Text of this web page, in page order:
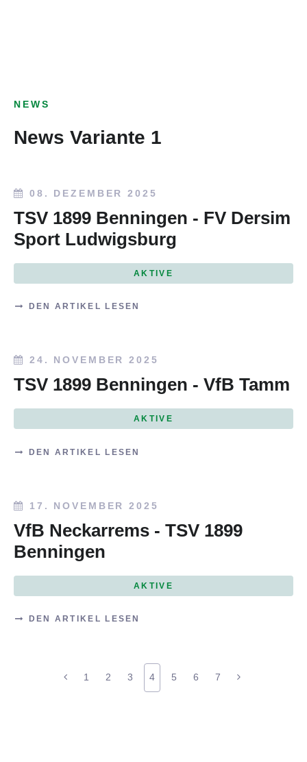
NEWS
News Variante 1
08. DEZEMBER 2025
TSV 1899 Benningen - FV Dersim
Sport Ludwigsburg
AKTIVE
DEN ARTIKEL LESEN
24. NOVEMBER 2025
TSV 1899 Benningen - VfB Tamm
AKTIVE
DEN ARTIKEL LESEN
17. NOVEMBER 2025
VfB Neckarrems - TSV 1899
Benningen
AKTIVE
DEN ARTIKEL LESEN
1 2 3 4 5 6 7